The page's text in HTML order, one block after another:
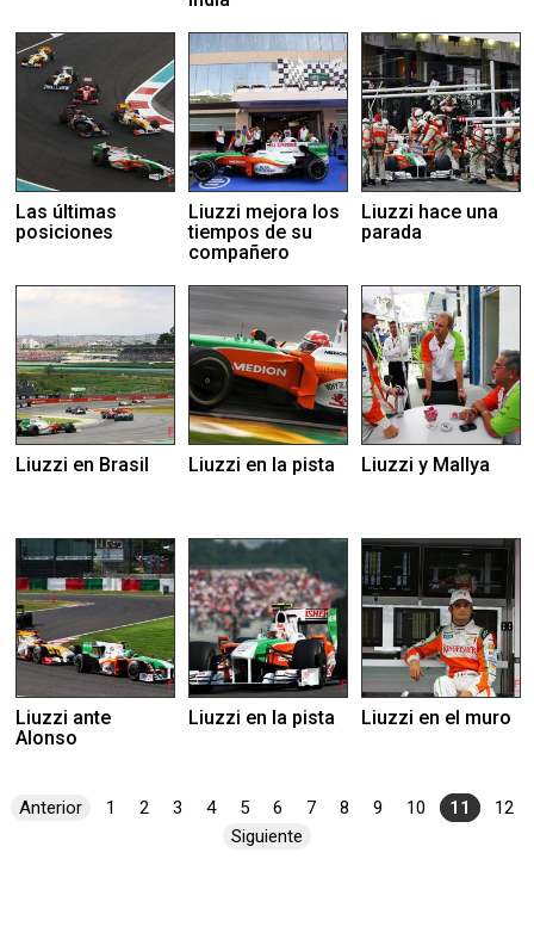
Las últimas
posiciones
Liuzzi mejora los
tiempos de su
compañero
Liuzzi hace una
parada
Liuzzi en Brasil Liuzzi en la pista Liuzzi y Mallya
Liuzzi ante
Alonso
Liuzzi en la pista Liuzzi en el muro
Anterior 1 2 3 4 5 6 7 8 9 10 11
12
Siguiente